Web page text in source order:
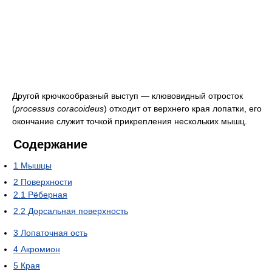
Другой крючкообразный выступ — клювовидный отросток
(processus coracoideus) отходит от верхнего края лопатки, его
окончание служит точкой прикрепления нескольких мышц.
Содержание
1 Мышцы
2 Поверхности
2.1 Рёберная
2.2 Дорсальная поверхность
3 Лопаточная ость
4 Акромион
5 Края